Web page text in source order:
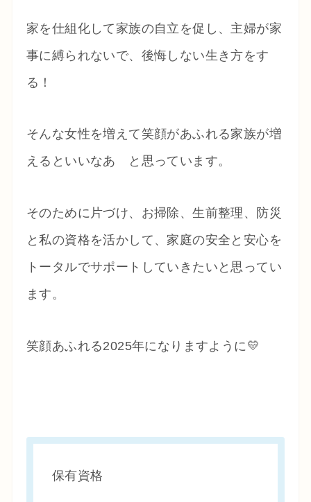
家を仕組化して家族の自立を促し、主婦が家
事に縛られないで、後悔しない生き方をす
る！
そんな女性を増えて笑顔があふれる家族が増
えるといいなあ と思っています。
そのために片づけ、お掃除、生前整理、防災
と私の資格を活かして、家庭の安全と安心を
トータルでサポートしていきたいと思ってい
ます。
笑顔あふれる2025年になりますように💛
保有資格